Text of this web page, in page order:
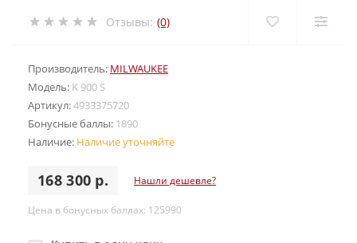
Отзывы: (0)
Производитель: MILWAUKEE
Модель: K 900 S
Артикул:4933375720
Бонусные баллы: 1890
Наличие: Наличие уточняйте
168 300 р. Нашли дешевле?
Цена в бонусных баллах: 125990